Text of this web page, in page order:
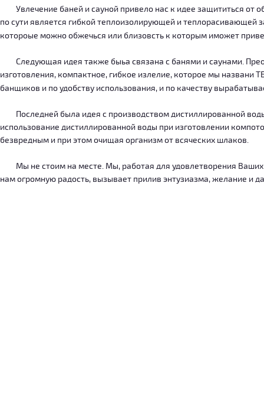
Увлечение баней и сауной привело нас к идее защититься от
по сути является гибкой теплоизолирующей и теплорасивающей
котороые можно обжечься или близовсть к которым иможет
Следующая идея также быьа связана с банями и саунами.
изготовления, компактное, гибкое излелие, которое мы
банщиков и по удобству использования, и по качеству
Последней была идея с производством дистиллированной
использование дистиллированной воды при изготовлении
безвредным и при этом очищая организм от всяческих шлаков.
Мы не стоим на месте. Мы, работая для удовлетворения Ваших
нам огромную радость, вызывает прилив энтузиазма, желание и